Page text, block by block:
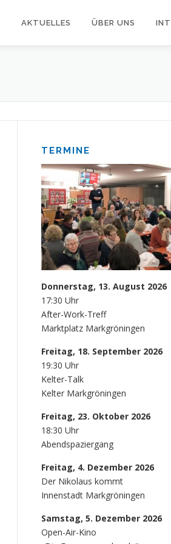
AKTUELLES ÜBER UNS
TERMINE
Donnerstag, 13. August 2026
17:30 Uhr
After-Work-Treff
Marktplatz Markgröningen
Freitag, 18. September 2026
19:30 Uhr
Kelter-Talk
Kelter Markgröningen
Freitag, 23. Oktober 2026
18:30 Uhr
Abendspaziergang
Freitag, 4. Dezember 2026
Der Nikolaus kommt
Innenstadt Markgröningen
Samstag, 5. Dezember 2026
Open-Air-Kino